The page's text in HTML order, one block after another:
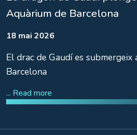
Aquàrium de Barcelona
18 mai 2026
El drac de Gaudí es
Barcelona
... Read more